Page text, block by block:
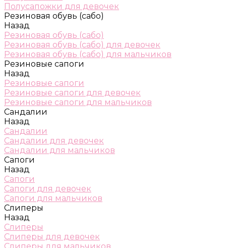
Полусапожки для девочек
Резиновая обувь (сабо)
Назад
Резиновая обувь (сабо)
Резиновая обувь (сабо) для девочек
Резиновая обувь (сабо) для мальчиков
Резиновые сапоги
Назад
Резиновые сапоги
Резиновые сапоги для девочек
Резиновые сапоги для мальчиков
Сандалии
Назад
Сандалии
Сандалии для девочек
Сандалии для мальчиков
Сапоги
Назад
Сапоги
Сапоги для девочек
Сапоги для мальчиков
Слиперы
Назад
Слиперы
Слиперы для девочек